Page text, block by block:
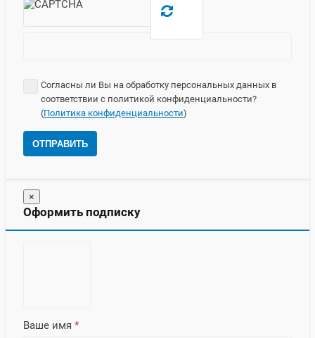
Согласны ли Вы на обработку персональных данных в
соответствии с политикой конфиденциальности?
(Политика конфиденциальности)
ОТПРАВИТЬ
×
Оформить подписку
Ваше имя *